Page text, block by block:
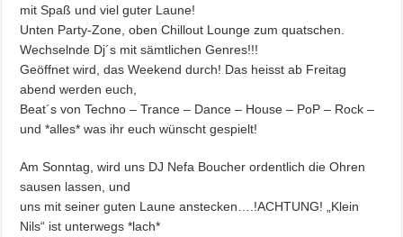
mit Spaß und viel guter Laune!
Unten Party-Zone, oben Chillout Lounge zum quatschen.
Wechselnde Dj´s mit sämtlichen Genres!!!
Geöffnet wird, das Weekend durch! Das heisst ab Freitag
abend werden euch,
Beat´s von Techno – Trance – Dance – House – PoP – Rock –
und *alles* was ihr euch wünscht gespielt!
Am Sonntag, wird uns DJ Nefa Boucher ordentlich die Ohren
sausen lassen, und
uns mit seiner guten Laune anstecken….!ACHTUNG! „Klein
Nils“ ist unterwegs *lach*